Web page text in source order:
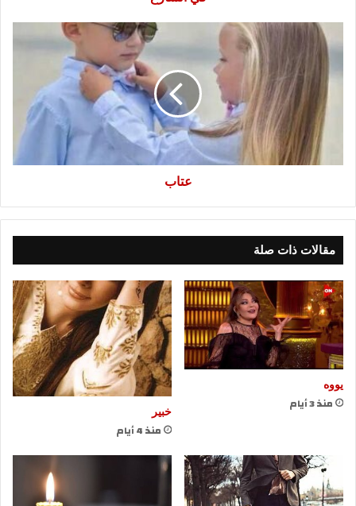
عتاب
عتاب
مقالات ذات صلة
يووه
منذ 3 أيام خبير
منذ 4 أيام